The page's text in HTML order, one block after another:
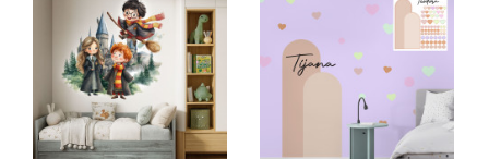
Klikni za detalje Klikni za detalje